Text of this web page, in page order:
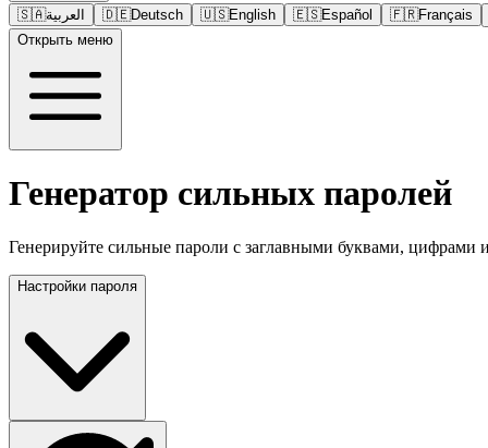
🇸🇦العربية 🇩🇪Deutsch 🇺🇸English 🇪🇸Español 🇫🇷Français
Открыть меню
Генератор сильных паролей
Генерируйте сильные пароли с заглавными буквами,
Настройки пароля